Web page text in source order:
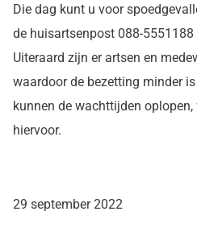
Die dag kunt u voor
de huisartsenpost 088-5551188
Uiteraard zijn er artsen en
waardoor de bezetting minder
kunnen de wachttijden
hiervoor.
29 september 2022